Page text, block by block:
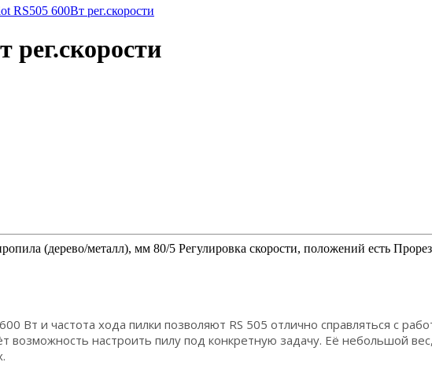
рег.скорости
(дерево/металл), мм 80/5 Регулировка скорости, положений есть
Вт и частота хода пилки позволяют RS 505 отлично справляться с
возможность настроить пилу под конкретную задачу. Её небольшой